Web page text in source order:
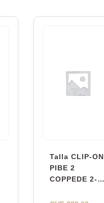
Talla CLIP-ON
PIBE 2
COPPEDE 2-